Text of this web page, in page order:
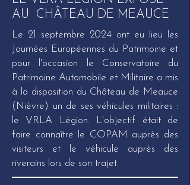
AU CHÂTEAU DE MEAUCE
Le 21 septembre 2024 ont eu lieu les
Journées Européennes du Patrimoine et
pour l'occasion le Conservatoire du
Patrimoine Automobile et Militaire a mis
à la disposition du Château de Meauce
(Nièvre) un de ses véhicules militaires :
le VRLA Légion. L'objectif était de
faire connaître le COPAM auprès des
visiteurs et le véhicule auprès des
riverains lors de son trajet.